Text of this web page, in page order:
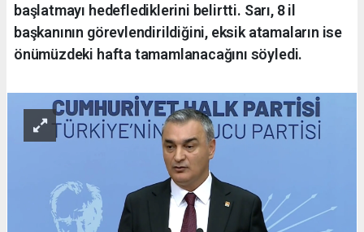
başlatmayı hedeflediklerini belirtti. Sarı, 8 il
başkanının görevlendirildiğini, eksik atamaların ise
önümüzdeki hafta tamamlanacağını söyledi.